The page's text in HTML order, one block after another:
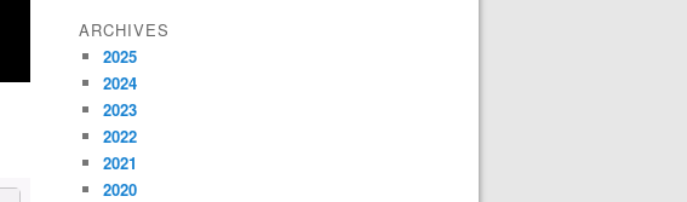
ARCHIVES
2025
2024
2023
2022
2021
2020